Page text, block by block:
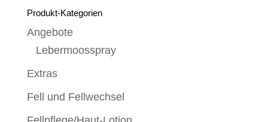
Produkt-Kategorien
Angebote
Lebermoosspray
Extras
Fell und Fellwechsel